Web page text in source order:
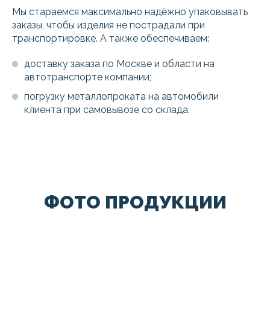
Мы стараемся максимально надёжно упаковывать
заказы, чтобы изделия не пострадали при
транспортировке. А также обеспечиваем:
доставку заказа по Москве и области на
автотранспорте компании;
погрузку металлопроката на автомобили
клиента при самовывозе со склада.
ФОТО ПРОДУКЦИИ